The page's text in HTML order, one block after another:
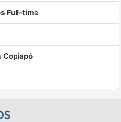
Full-time
Copiapó